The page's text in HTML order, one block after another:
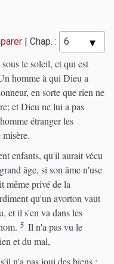
| Chap. :
le soleil, et qui est
homme à qui Dieu a
en sorte que rien ne
et Dieu ne lui a pas
étranger les
enfants, qu'il aurait vécu
âge, si son âme n'use
même privé de la
qu'un avorton vaut
et il s'en va dans les
5 Il n'a pas vu le
et du mal,
n'a pas joui des biens ;